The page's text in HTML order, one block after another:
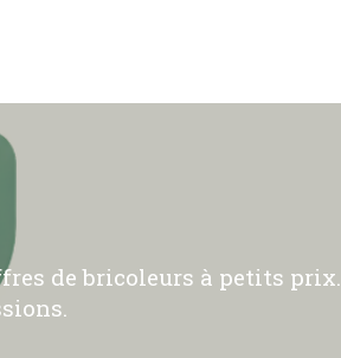
de bricoleurs à petits prix.